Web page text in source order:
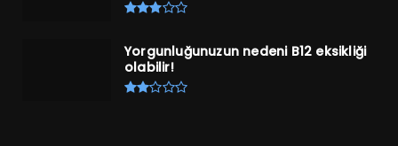
Yorgunluğunuzun nedeni B12 eksikliği
olabilir!